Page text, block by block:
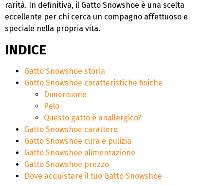
rarità. In definitiva, il Gatto Snowshoe è una scelta
eccellente per chi cerca un compagno affettuoso e
speciale nella propria vita.
INDICE
Gatto Snowshoe storia
Gatto Snowshoe caratteristiche fisiche
Dimensione
Pelo
Questo gatto è anallergico?
Gatto Snowshoe carattere
Gatto Snowshoe cura e pulizia
Gatto Snowshoe alimentazione
Gatto Snowshoe prezzo
Dove acquistare il tuo Gatto Snowshoe